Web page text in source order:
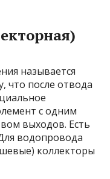
называется
что после отвода
с одним
выходов. Есть
водопровода
коллекторы